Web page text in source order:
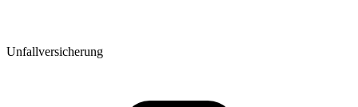
Unfallversicherung